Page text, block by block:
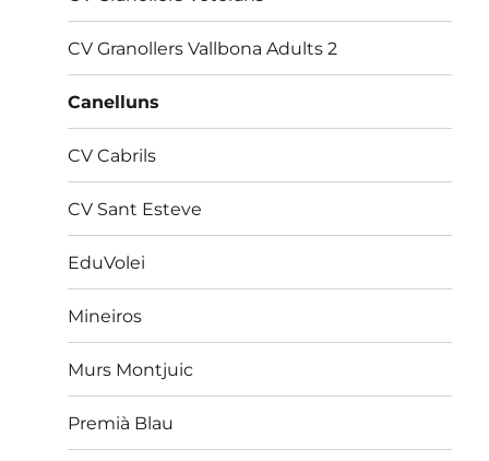
CV Granollers Vallbona Adults 2
Canelluns
CV Cabrils
CV Sant Esteve
EduVolei
Mineiros
Murs Montjuic
Premià Blau